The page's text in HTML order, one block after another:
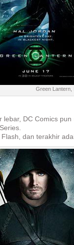
Green Lantern,
lebar, DC Comics
dan terakhir